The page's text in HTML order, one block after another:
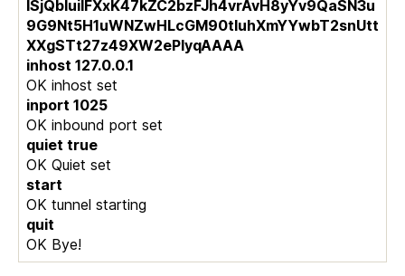
ISjQbIuilFXxK47kZC2bzFJh4vrAvH8yYv9QaSN3u
9G9Nt5H1uWNZwHLcGM90tIuhXmYYwbT2snUtt
XXgSTt27z49XW2ePlyqAAAA
inhost 127.0.0.1
OK inhost set
inport 1025
OK inbound port set
quiet true
OK Quiet set
start
OK tunnel starting
quit
OK Bye!